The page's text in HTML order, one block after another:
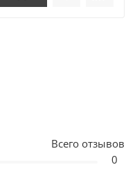
Всего отзывов
0